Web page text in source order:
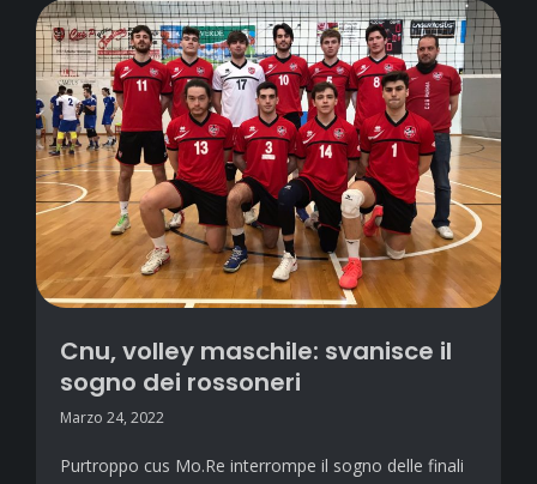
Cnu, volley maschile: svanisce il
sogno dei rossoneri
Marzo 24, 2022
Purtroppo cus Mo.Re interrompe il sogno delle finali